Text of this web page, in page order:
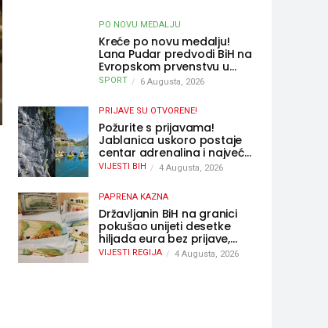
PO NOVU MEDALJU
Kreće po novu medalju!
Lana Pudar predvodi BiH na
Evropskom prvenstvu u
Parizu
SPORT 6 Augusta, 2026
PRIJAVE SU OTVORENE!
Požurite s prijavama!
Jablanica uskoro postaje
centar adrenalina i najveće
outdoor avanture ovog
VIJESTI BIH 4 Augusta, 2026
PAPRENA KAZNA
Državljanin BiH na granici
pokušao unijeti desetke
hiljada eura bez prijave,
uslijedila “paprena” kazna
VIJESTI REGIJA 4 Augusta, 2026